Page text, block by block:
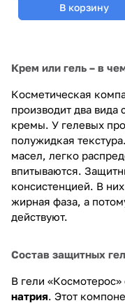
В корзину
Крем или гель – в
Косметическая
производит два вида
кремы. У гелевых
полужидкая
масел, легко
впитываются.
консистенцией. В
жирная фаза, а
действуют.
Состав защитных
В гели «Космотерос»
натрия. Этот